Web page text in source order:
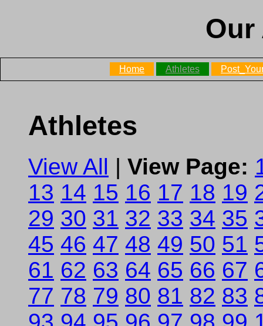
Our
Home Athletes
Athletes
View All | View Page:
13 14 15 16 17 18 19
29 30 31 32 33 34 35
45 46 47 48 49 50 51
61 62 63 64 65 66 67
77 78 79 80 81 82 83